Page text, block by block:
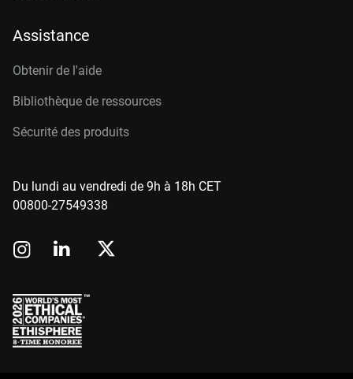
Assistance
Obtenir de l'aide
Bibliothèque de ressources
Sécurité des produits
Du lundi au vendredi de 9h à 18h CET
00800-27549338